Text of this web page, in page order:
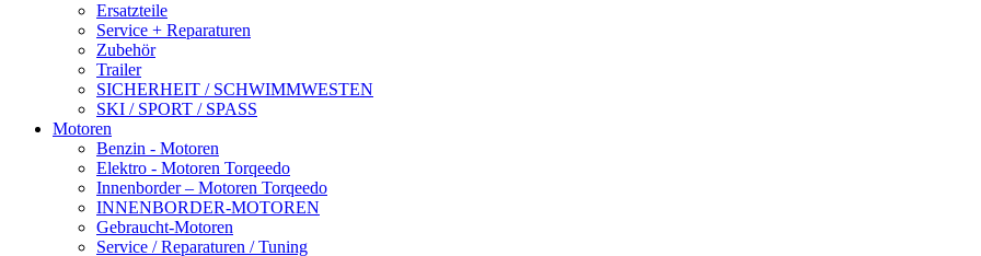
Ersatzteile
Service + Reparaturen
Zubehör
Trailer
SICHERHEIT / SCHWIMMWESTEN
SKI / SPORT / SPASS
Motoren
Benzin - Motoren
Elektro - Motoren Torqeedo
Innenborder – Motoren Torqeedo
INNENBORDER-MOTOREN
Gebraucht-Motoren
Service / Reparaturen / Tuning